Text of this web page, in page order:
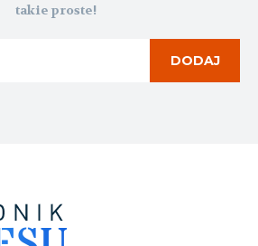
takie proste!
DODAJ